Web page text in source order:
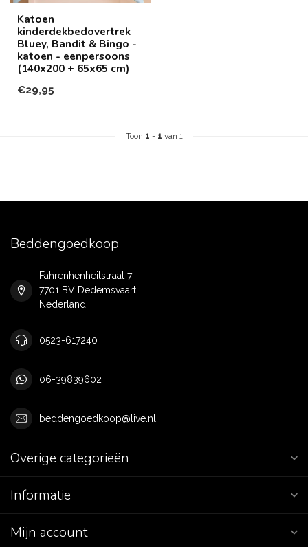
Katoen
kinderdekbedovertrek
Bluey, Bandit & Bingo -
katoen - eenpersoons
(140x200 + 65x65 cm)
€29,95
Toon 1 - 1 van 1
Beddengoedkoop
Fahrenhenheitstraat 7
7701 BV Dedemsvaart
Nederland
0523-617240
06-39839602
beddengoedkoop@live.nl
Overige categorieën
Informatie
Mijn account